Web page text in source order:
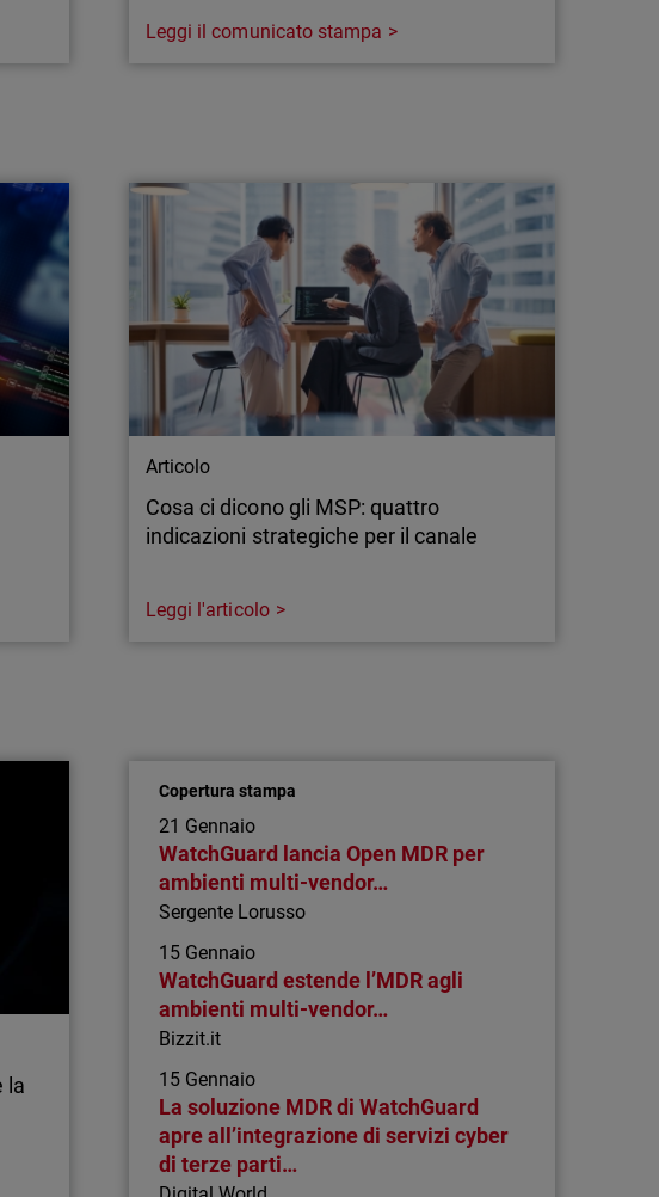
e
a
minacce di rete pratico pe…
Milano, 26 marzo 2026 — WatchGuard®
Technologies, leader globale nella
cybersecurity unificata per i Managed Service
Provider (MSP), annuncia le nuove soluzioni
WatchGuard NDR for Firebox, Managed NDR e
Total NDR, pensate per consentire alle
organizzazioni di implementare e scalare
facilmente il…
Leggi il comunicato stampa
la
Articolo
Cosa ci dicono gli MSP: quattro
indicazioni strategiche per il canale
Il CRN MSP 500 mostra gli MSP sempre più
automazione e piattaforme per la redditività,
mentre l’AI guida la nuova generazione di
servizi.
Leggi l'articolo
la
Copertura stampa
21 Gennaio
WatchGuard lancia Open MDR per
ambienti multi-vendor…
Sergente Lorusso
15 Gennaio
WatchGuard estende l’MDR agli
ambienti multi-vendor…
Bizzit.it
15 Gennaio
La soluzione MDR di WatchGuard
apre all’integrazione di servizi cyber
di terze parti…